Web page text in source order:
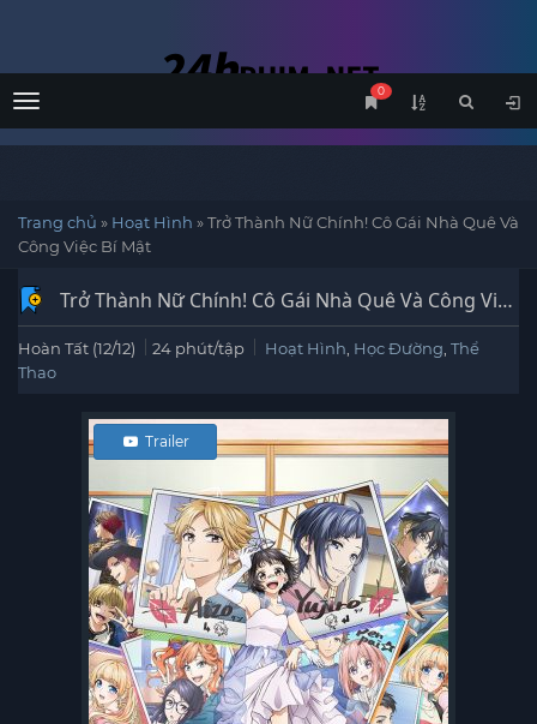
Menu
0
Trang chủ » Hoạt Hình »Trở Thành Nữ Chính! Cô Gái Nhà Quê Và
Công Việc Bí Mật
Trở Thành Nữ Chính! Cô Gái Nhà Quê Và Công Việc
Bí Mật(2022)
Hoàn Tất (12/12) 24 phút/tập Hoạt Hình Học Đường Thể
Thao
Trailer